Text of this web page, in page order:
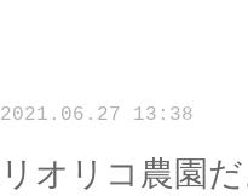
2021.06.27 13:38
リオリコ農園